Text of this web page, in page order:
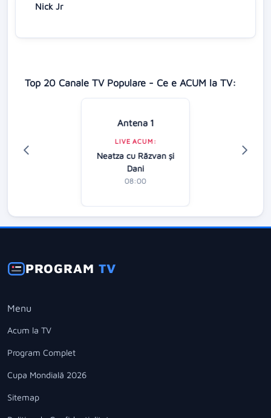
Nick Jr
Top 20 Canale TV Populare - Ce e ACUM la TV:
Antena 1
LIVE ACUM:
Neatza cu Răzvan şi
Dani
08:00
PROGRAMTV
Menu
Acum la TV
Program Complet
Cupa Mondială 2026
Sitemap